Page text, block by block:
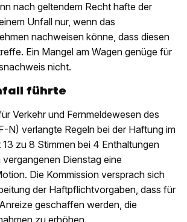
nach geltendem Recht hafte der
Unfall nur, wenn das
nachweisen könne, dass diesen
Ein Mangel am Wagen genüge für
nicht.
führte
Verkehr und Fernmeldewesen des
N) verlangte Regeln bei der Haftung im
zu 8 Stimmen bei 4 Enthaltungen
Dienstag eine
Die Kommission versprach sich
der Haftpflichtvorgaben, dass für
geschaffen werden, die